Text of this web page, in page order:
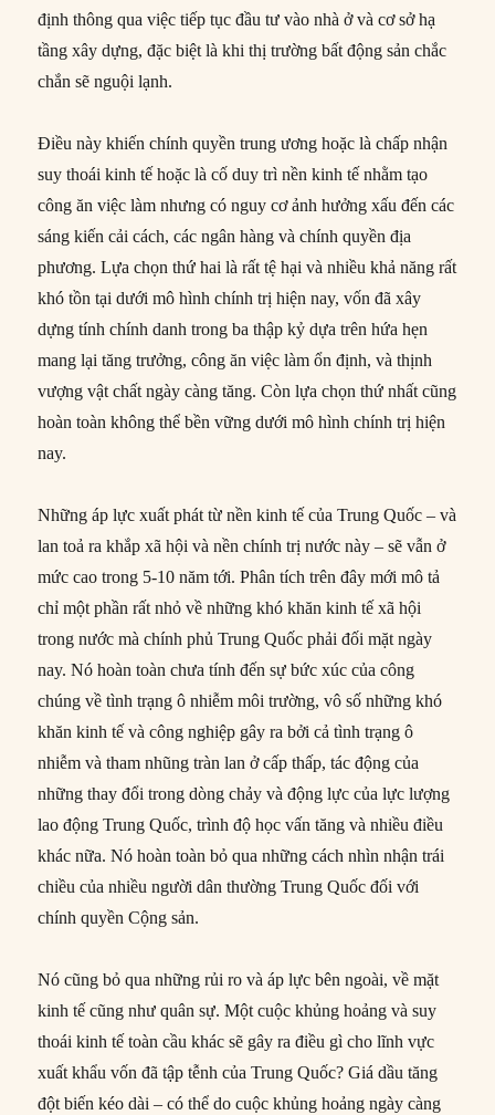
định thông qua việc tiếp tục đầu tư vào nhà ở và cơ sở hạ
tầng xây dựng, đặc biệt là khi thị trường bất động sản chắc
chắn sẽ nguội lạnh.
Điều này khiến chính quyền trung ương hoặc là chấp nhận
suy thoái kinh tế hoặc là cố duy trì nền kinh tế nhằm tạo
công ăn việc làm nhưng có nguy cơ ảnh hưởng xấu đến các
sáng kiến ​​cải cách, các ngân hàng và chính quyền địa
phương. Lựa chọn thứ hai là rất tệ hại và nhiều khả năng rất
khó tồn tại dưới mô hình chính trị hiện nay, vốn đã xây
dựng tính chính danh trong ba thập kỷ dựa trên hứa hẹn
mang lại tăng trưởng, công ăn việc làm ổn định, và thịnh
vượng vật chất ngày càng tăng. Còn lựa chọn thứ nhất cũng
hoàn toàn không thể bền vững dưới mô hình chính trị hiện
nay.
Những áp lực xuất phát từ nền kinh tế của Trung Quốc – và
lan toả ra khắp xã hội và nền chính trị nước này – sẽ vẫn ở
mức cao trong 5-10 năm tới. Phân tích trên đây mới mô tả
chỉ một phần rất nhỏ về những khó khăn kinh tế xã hội
trong nước mà chính phủ Trung Quốc phải đối mặt ngày
nay. Nó hoàn toàn chưa tính đến sự bức xúc của công
chúng về tình trạng ô nhiễm môi trường, vô số những khó
khăn kinh tế và công nghiệp gây ra bởi cả tình trạng ô
nhiễm và tham nhũng tràn lan ở cấp thấp, tác động của
những thay đổi trong dòng chảy và động lực của lực lượng
lao động Trung Quốc, trình độ học vấn tăng và nhiều điều
khác nữa. Nó hoàn toàn bỏ qua những cách nhìn nhận trái
chiều của nhiều người dân thường Trung Quốc đối với
chính quyền Cộng sản.
Nó cũng bỏ qua những rủi ro và áp lực bên ngoài, về mặt
kinh tế cũng như quân sự. Một cuộc khủng hoảng và suy
thoái kinh tế toàn cầu khác sẽ gây ra điều gì cho lĩnh vực
xuất khẩu vốn đã tập tễnh của Trung Quốc? Giá dầu tăng
đột biến kéo dài – có thể do cuộc khủng hoảng ngày càng